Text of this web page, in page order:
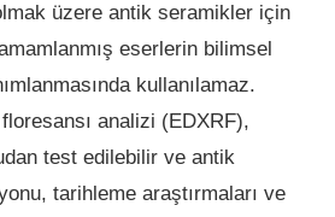
üzere antik seramikler için
eserlerin bilimsel
kullanılamaz.
floresansı analizi (EDXRF),
test edilebilir ve antik
tarihleme araştırmaları ve